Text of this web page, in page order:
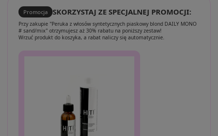
Promocja SKORZYSTAJ ZE SPECJALNEJ PROMOCJI:
Przy zakupie "Peruka z włosów syntetycznych piaskowy blond DAILY MONO
# sand/mix" otrzymujesz aż 30% rabatu na poniższy zestaw!
Wrzuć produkt do koszyka, a rabat naliczy się automatycznie.